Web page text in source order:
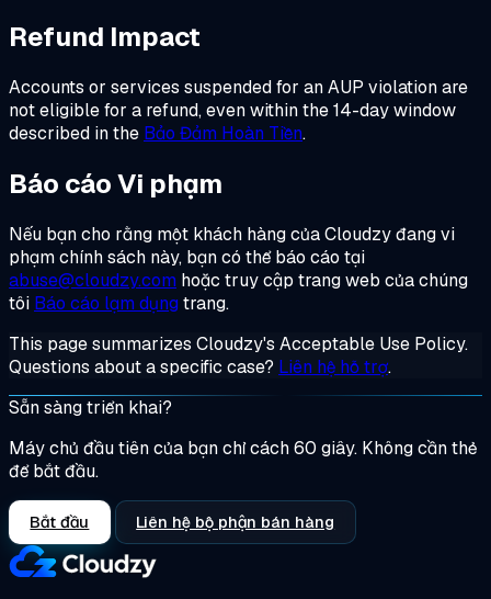
Refund Impact
Accounts or services suspended for an AUP violation are
not eligible for a refund, even within the 14-day window
described in the Bảo Đảm Hoàn Tiền.
Báo cáo Vi phạm
Nếu bạn cho rằng một khách hàng của Cloudzy đang vi
phạm chính sách này, bạn có thể báo cáo tại
abuse@cloudzy.com hoặc truy cập trang web của chúng
tôi Báo cáo lạm dụng trang.
This page summarizes Cloudzy's Acceptable Use Policy.
Questions about a specific case? Liên hệ hỗ trợ.
Sẵn sàng triển khai?
Máy chủ đầu tiên của bạn chỉ cách 60 giây. Không cần thẻ
để bắt đầu.
Bắt đầu Liên hệ bộ phận bán hàng